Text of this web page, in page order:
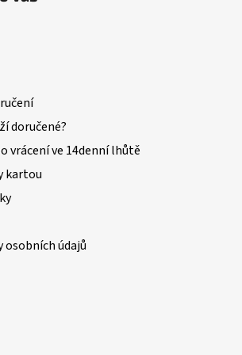
doručené?
vrácení ve 14denní lhůtě
kartou
osobních údajů